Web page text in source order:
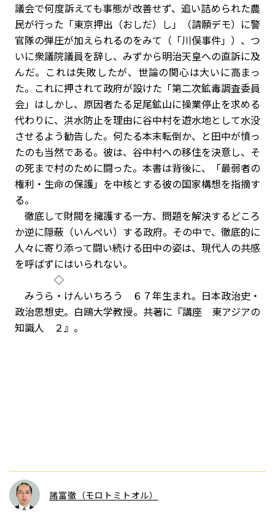
議会で何度訴えても事態が改善せず、追い詰められた農
民が行った「東京押出（おしだ）し」（請願デモ）に警
官隊の弾圧が加えられるのをみて（「川俣事件」）、つ
いに衆議院議員を辞し、みずから明治天皇への直訴に及
んだ。これは失敗したが、世論の関心は大いに高まっ
た。これに押されて政府が設けた「第二次鉱毒調査委員
会」はしかし、原因者たる足尾鉱山に操業停止を求める
代わりに、洪水防止を理由に谷中村を遊水地として水没
させるよう勧告した。何たる本末転倒か、と田中が憤っ
たのも当然である。彼は、谷中村への移住を決意し、そ
の死まで村のために闘った。本書は背後に、「最弱者の
権利・生命の保護」を中核とする彼の国家構想を指摘す
る。
徹底して財閥を擁護する一方、問題を解決するどころ
か逆に隠蔽（いんぺい）する政府。その中で、徹底的に
人々に寄り添って闘い続ける田中の姿は、現代人の共感
を呼ばずにはいられない。
◇
みうら・けんいちろう ６７年生まれ。日本政治史・
政治思想史。白鴎大学教授。共著に『講座 東アジアの
知識人 ２』。
諸富徹（モロトミトオル）